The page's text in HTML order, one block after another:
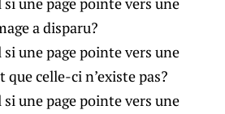
a disparu?
une page pointe vers une
que celle-ci n’existe pas?
une page pointe vers une